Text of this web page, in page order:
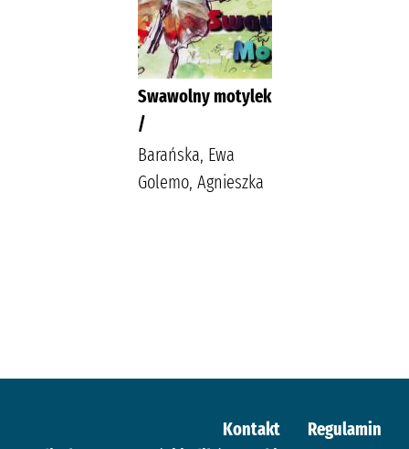
Swawolny motylek
/
Barańska, Ewa
Golemo, Agnieszka
Kontakt
Regulamin